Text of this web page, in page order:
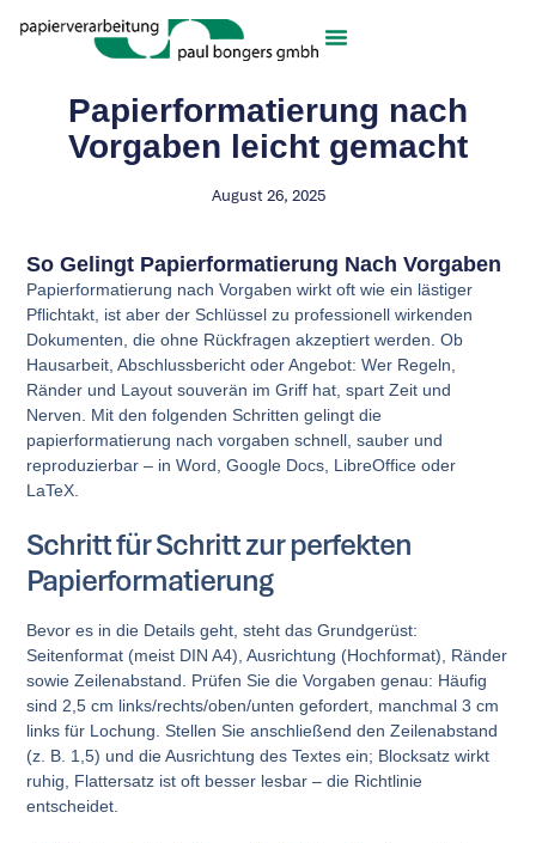
Papierformatierung nach
Vorgaben leicht gemacht
August 26, 2025
So Gelingt Papierformatierung Nach Vorgaben
Papierformatierung nach Vorgaben wirkt oft wie ein lästiger
Pflichtakt, ist aber der Schlüssel zu professionell wirkenden
Dokumenten, die ohne Rückfragen akzeptiert werden. Ob
Hausarbeit, Abschlussbericht oder Angebot: Wer Regeln,
Ränder und Layout souverän im Griff hat, spart Zeit und
Nerven. Mit den folgenden Schritten gelingt die
papierformatierung nach vorgaben schnell, sauber und
reproduzierbar – in Word, Google Docs, LibreOffice oder
LaTeX.
Schritt für Schritt zur perfekten
Papierformatierung
Bevor es in die Details geht, steht das Grundgerüst:
Seitenformat (meist DIN A4), Ausrichtung (Hochformat), Ränder
sowie Zeilenabstand. Prüfen Sie die Vorgaben genau: Häufig
sind 2,5 cm links/rechts/oben/unten gefordert, manchmal 3 cm
links für Lochung. Stellen Sie anschließend den Zeilenabstand
(z. B. 1,5) und die Ausrichtung des Textes ein; Blocksatz wirkt
ruhig, Flattersatz ist oft besser lesbar – die Richtlinie
entscheidet.